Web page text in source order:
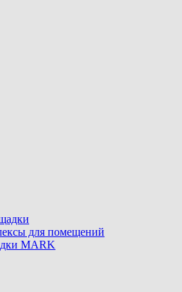
для помещений
MARK